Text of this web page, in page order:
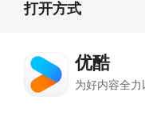
打开方式
优酷
为好内容全力